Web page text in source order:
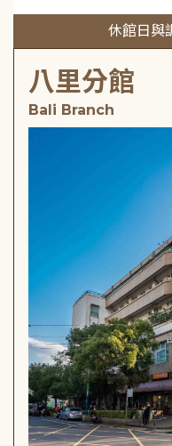
休館日與
八里分館
Bali Branch